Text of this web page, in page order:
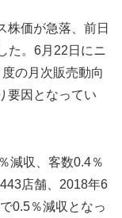
株価が急落、前日
た。6月22日にニ
の月次販売動向
要因となってい
減収、客数0.4％
店舗、2018年6
0.5％減収となっ